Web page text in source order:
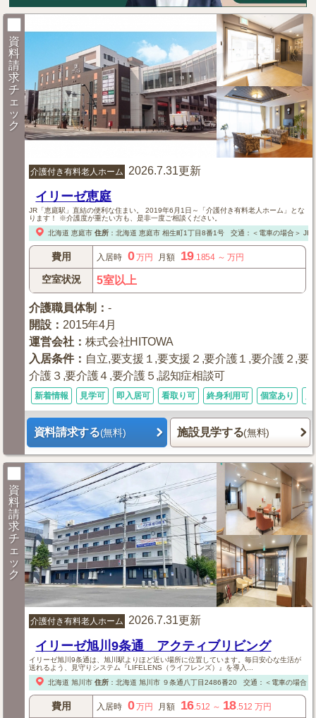
資
料
請
求
チ
ェ
ッ
ク
介護付き有料老人ホーム 2026.7.31更新
イリーゼ恵庭
JR「恵庭駅」直結の便利な住まい。 2019年6月1日～「介護付き有料老人ホーム」とな
ります！ ※介護度が重たい方も、是非一度ご相談ください。
北海道 恵庭市 住所： 北海道 恵庭市相生町1丁目8番1号 交通：＜電車の場合＞ JR
費用 入居時 0万円 月額 19.1854 ～万円
空室状況 5室以上
介護職員体制 ：-
開設 ： 2015年4月
運営会社 ：株式会社HITOWA
入居条件： 自立,要支援１,要支援２,要介護１,要介護２,要
介護３,要介護４,要介護５,認知症相談可
新着情報 見学可 即入居可 看取り可 終身利用可 個室あり
資料請求する(無料) 施設見学する(無料)
資
料
請
求
チ
ェ
ッ
ク
介護付き有料老人ホーム 2026.7.31更新
イリーゼ旭川9条通 アクティブリビング
イリーゼ旭川9条通は、旭川駅よりほど近い場所に位置しています。毎日安心な生活が
送れるよう、見守りシステム『LIFELENS（ライフレンズ）』を導入...
北海道 旭川市 住所： 北海道 旭川市９条通八丁目2486番20 交通：＜電車の場合＞
費用 入居時 0万円 月額 16 .512 ～ 18 .512 万円